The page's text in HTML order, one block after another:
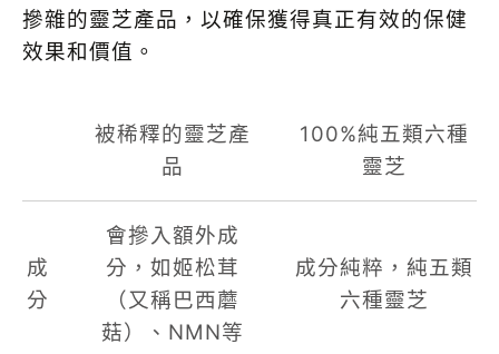
摻雜的靈芝產品，以確保獲得真正有效的保健
效果和價值。
被稀釋的靈芝產
品
100%純五類六種
靈芝
成
分
會摻入額外成
分，如姬松茸
（又稱巴西蘑
菇）、NMN等
成分純粹，純五類
六種靈芝